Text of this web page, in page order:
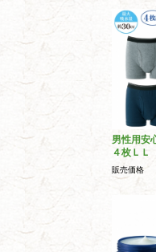
男性用安
４枚ＬＬ
販売価格